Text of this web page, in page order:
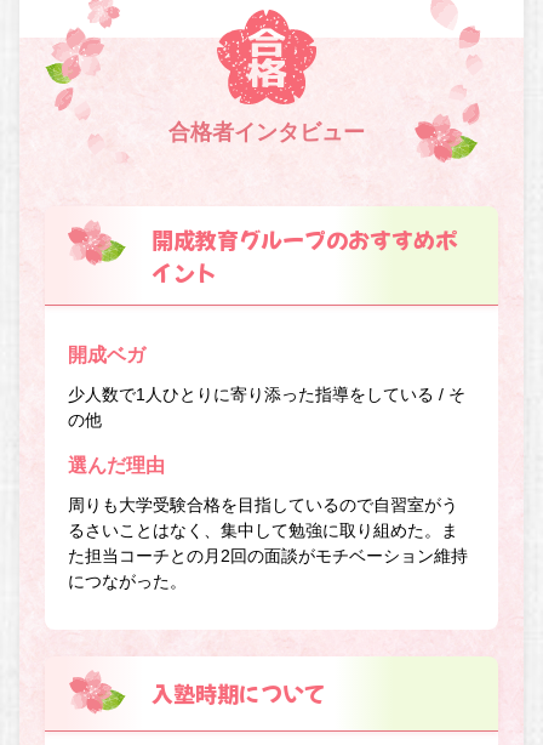
合格者インタビュー
開成教育グループのおすすめポ
イント
開成ベガ
少人数で1人ひとりに寄り添った指導をしている / そ
の他
選んだ理由
周りも大学受験合格を目指しているので自習室がう
るさいことはなく、集中して勉強に取り組めた。ま
た担当コーチとの月2回の面談がモチベーション維持
につながった。
入塾時期について